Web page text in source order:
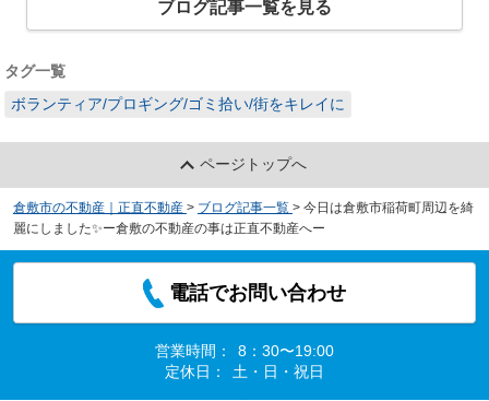
ブログ記事一覧を見る
タグ一覧
ボランティア/プロギング/ゴミ拾い/街をキレイに
ページトップへ
倉敷市の不動産｜正直不動産 > ブログ記事一覧 > 今日は倉敷市稲荷町周辺を綺
麗にしました✨ー倉敷の不動産の事は正直不動産へー
電話でお問い合わせ
営業時間：
8：30〜19:00
定休日：
土・日・祝日